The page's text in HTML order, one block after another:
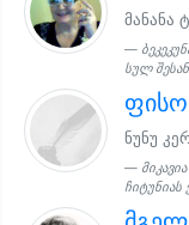
მანანა
სულ
ფისო
ნუნუ
ჩიტუნიას